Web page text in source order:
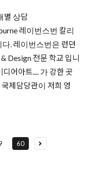
별 상담
레이번스번 칼리
. 레이번스번은 런던
Design 전문 학교 입니
어아트.... 가 강한 곳
제담당관이 저희 영
60